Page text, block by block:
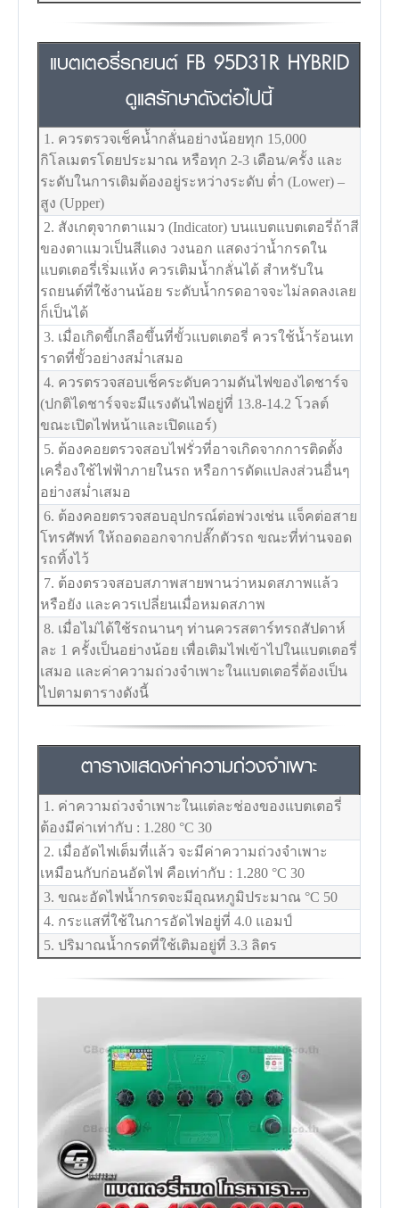
แบตเตอรี่รถยนต์ FB 95D31R HYBRID
ดูแลรักษาดังต่อไปนี้
1. ควรตรวจเช็คน้ำกลั่นอย่างน้อยทุก 15,000
กิโลเมตรโดยประมาณ หรือทุก 2-3 เดือน/ครั้ง และ
ระดับในการเติมต้องอยู่ระหว่างระดับ ต่ำ (Lower) –
สูง (Upper)
2. สังเกตุจากตาแมว (Indicator) บนแบตแบตเตอรี่ถ้าสี
ของตาแมวเป็นสีแดง วงนอก แสดงว่าน้ำกรดใน
แบตเตอรี่เริ่มแห้ง ควรเติมน้ำกลั่นได้ สำหรับใน
รถยนต์ที่ใช้งานน้อย ระดับน้ำกรดอาจจะไม่ลดลงเลย
ก็เป็นได้
3. เมื่อเกิดขี้เกลือขึ้นที่ขั้วแบตเตอรี่ ควรใช้น้ำร้อนเท
ราดที่ขั้วอย่างสม่ำเสมอ
4. ควรตรวจสอบเช็คระดับความดันไฟของไดชาร์จ
(ปกติไดชาร์จจะมีแรงดันไฟอยู่ที่ 13.8-14.2 โวลต์
ขณะเปิดไฟหน้าและเปิดแอร์)
5. ต้องคอยตรวจสอบไฟรั่วที่อาจเกิดจากการติดตั้ง
เครื่องใช้ไฟฟ้าภายในรถ หรือการดัดแปลงส่วนอื่นๆ
อย่างสม่ำเสมอ
6. ต้องคอยตรวจสอบอุปกรณ์ต่อพ่วงเช่น แจ็คต่อสาย
โทรศัพท์ ให้ถอดออกจากปลั๊กตัวรถ ขณะที่ท่านจอด
รถทิ้งไว้
7. ต้องตรวจสอบสภาพสายพานว่าหมดสภาพแล้ว
หรือยัง และควรเปลี่ยนเมื่อหมดสภาพ
8. เมื่อไม่ได้ใช้รถนานๆ ท่านควรสตาร์ทรถสัปดาห์
ละ 1 ครั้งเป็นอย่างน้อย เพื่อเติมไฟเข้าไปในแบตเตอรี่
เสมอ และค่าความถ่วงจำเพาะในแบตเตอรี่ต้องเป็น
ไปตามตารางดังนี้
ตารางแสดงค่าความถ่วงจำเพาะ
1. ค่าความถ่วงจำเพาะในแต่ละช่องของแบตเตอรี่
ต้องมีค่าเท่ากับ : 1.280 °C 30
2. เมื่ออัดไฟเต็มที่แล้ว จะมีค่าความถ่วงจำเพาะ
เหมือนกับก่อนอัดไฟ คือเท่ากับ : 1.280 °C 30
3. ขณะอัดไฟน้ำกรดจะมีอุณหภูมิประมาณ °C 50
4. กระแสที่ใช้ในการอัดไฟอยู่ที่ 4.0 แอมป์
5. ปริมาณน้ำกรดที่ใช้เติมอยู่ที่ 3.3 ลิตร